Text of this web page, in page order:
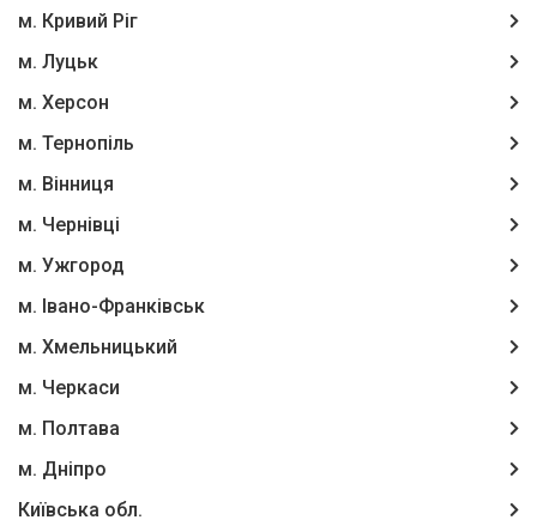
м. Кривий Ріг
м. Луцьк
м. Херсон
м. Тернопіль
м. Вінниця
м. Чернівці
м. Ужгород
м. Івано-Франківськ
м. Хмельницький
м. Черкаси
м. Полтава
м. Дніпро
Київська обл.